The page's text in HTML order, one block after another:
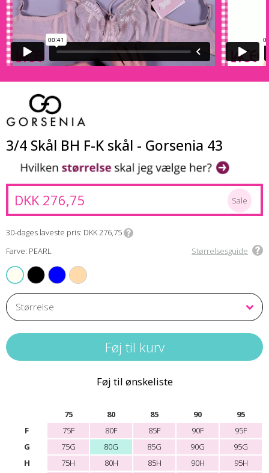
3/4 Skål BH F-K skål - Gorsenia 43
DKK 276,75 Sale
30-dages laveste pris DKK 276,75
Farve: PEARL
Størrelsesguide
Føj til ønskeliste
75 80 85 90
95
F
75F 80F 85F 90F
95F
G
75G 80G 85G 90G
95G
H
75H 80H 85H 90H
95H